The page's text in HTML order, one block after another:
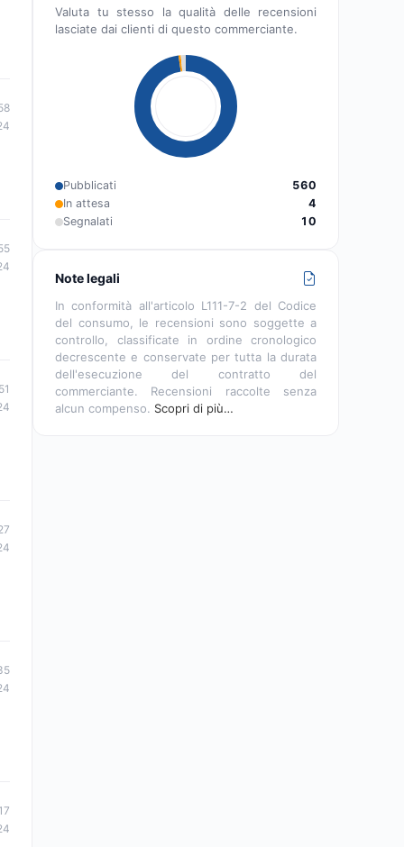
Valuta tu stesso la qualità delle recensioni
lasciate dai clienti di questo commerciante.
Pubblicati
560
In attesa
4
Segnalati
10
Note legali
In conformità all'articolo L111-7-2 del Codice
del consumo, le recensioni sono soggette a
controllo, classificate in ordine cronologico
decrescente e conservate per tutta la durata
dell'esecuzione del contratto del
commerciante. Recensioni raccolte senza
alcun compenso. Scopri di più…